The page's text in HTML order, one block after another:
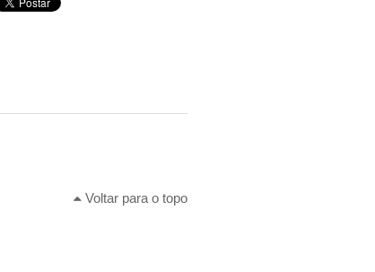
Voltar para o topo